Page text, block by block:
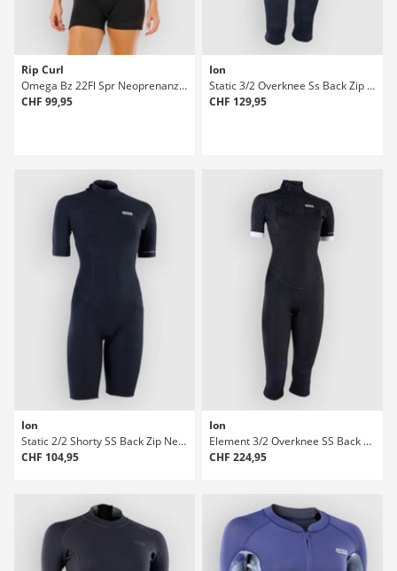
Rip Curl
Omega Bz 22Fl Spr Neoprenanzug
CHF 99,95
Ion
Static 3/2 Overknee Ss Back Zip Neoprenanzug
CHF 129,95
Ion
Static 2/2 Shorty SS Back Zip Neoprenanzug
CHF 104,95
Ion
Element 3/2 Overknee SS Back Zip Neoprenanzug
CHF 224,95